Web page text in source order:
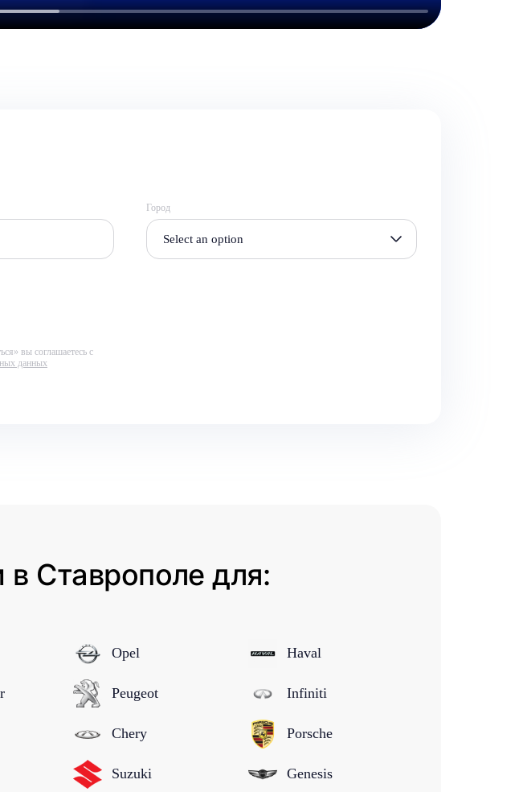
Город
Select an option
вы соглашаетесь с
данных
Ставрополе для:
Opel
Peugeot
Chery
Suzuki
Haval
Infiniti
Porsche
Genesis